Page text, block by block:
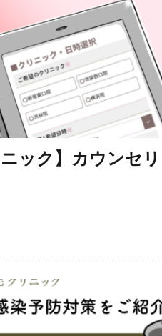
ック】カウンセ